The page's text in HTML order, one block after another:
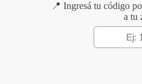
📍 Ingresá tu código
a tu